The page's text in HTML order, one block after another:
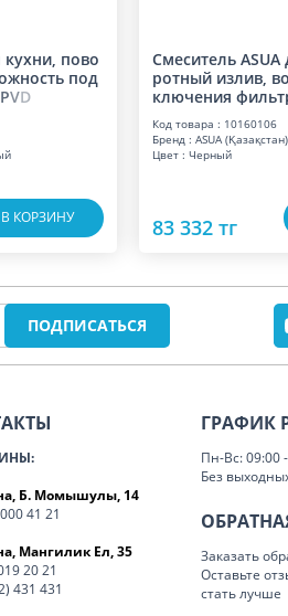
кухни, пово
под
PVD
В КОРЗИНУ
Смеситель
ротный излив,
ключения
Код товара : 10160106
Бренд : ASUA (Қазақстан)
Цвет : Черный
83 332 тг
Б. Момышулы, 14
41 21
Мангилик Ел, 35
20 21
431 431
ГРАФИК
Пн-Вс: 09:00
Без
Заказать
Оставьте
стать лучше